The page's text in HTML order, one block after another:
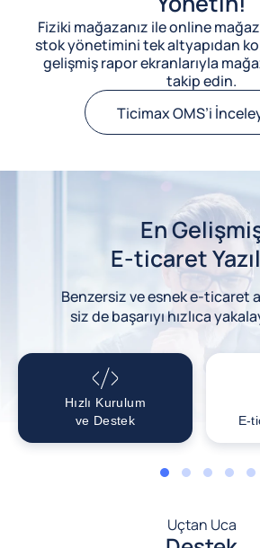
Fiziki mağazanız ile online
stok yönetimini tek altyapıdan
gelişmiş rapor ekranlarıyla
takip edin.
Ticimax OMS’i
En
E-ticaret
Benzersiz ve esnek e-ticaret
siz de başarıyı hızlıca
Hızlı Kurulum
ve Destek
E-
1 2 3 4 5
Uçtan Uca